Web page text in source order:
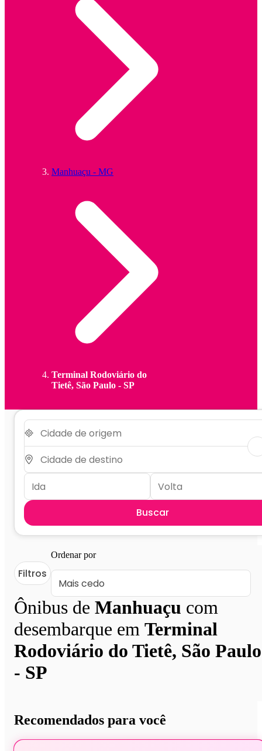
Manhuaçu - MG
Terminal Rodoviário do
Tietê, São Paulo - SP
Buscar
Ônibus de Manhuaçu com
desembarque em Terminal
Rodoviário do Tietê, São Paulo
- SP
Filtros
Ordenar por
Recomendados para você